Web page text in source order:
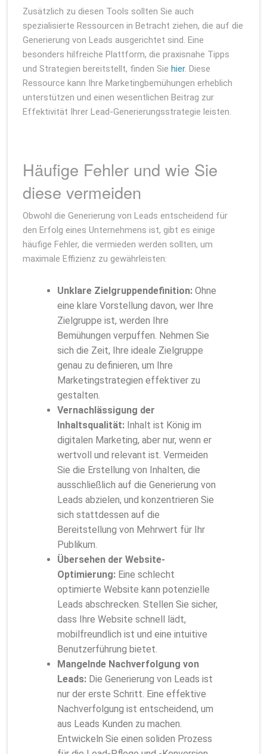
Zusätzlich zu diesen Tools sollten Sie auch
spezialisierte Ressourcen in Betracht ziehen, die auf die
Generierung von Leads ausgerichtet sind. Eine
besonders hilfreiche Plattform, die praxisnahe Tipps
und Strategien bereitstellt, finden Sie hier. Diese
Ressource kann Ihre Marketingbemühungen erheblich
unterstützen und einen wesentlichen Beitrag zur
Effektivität Ihrer Lead-Generierungsstrategie leisten.
Häufige Fehler und wie Sie
diese vermeiden
Obwohl die Generierung von Leads entscheidend für
den Erfolg eines Unternehmens ist, gibt es einige
häufige Fehler, die vermieden werden sollten, um
maximale Effizienz zu gewährleisten:
Unklare Zielgruppendefinition: Ohne
eine klare Vorstellung davon, wer Ihre
Zielgruppe ist, werden Ihre
Bemühungen verpuffen. Nehmen Sie
sich die Zeit, Ihre ideale Zielgruppe
genau zu definieren, um Ihre
Marketingstrategien effektiver zu
gestalten.
Vernachlässigung der
Inhaltsqualität: Inhalt ist König im
digitalen Marketing, aber nur, wenn er
wertvoll und relevant ist. Vermeiden
Sie die Erstellung von Inhalten, die
ausschließlich auf die Generierung von
Leads abzielen, und konzentrieren Sie
sich stattdessen auf die
Bereitstellung von Mehrwert für Ihr
Publikum.
Übersehen der Website-
Optimierung: Eine schlecht
optimierte Website kann potenzielle
Leads abschrecken. Stellen Sie sicher,
dass Ihre Website schnell lädt,
mobilfreundlich ist und eine intuitive
Benutzerführung bietet.
Mangelnde Nachverfolgung von
Leads: Die Generierung von Leads ist
nur der erste Schritt. Eine effektive
Nachverfolgung ist entscheidend, um
aus Leads Kunden zu machen.
Entwickeln Sie einen soliden Prozess